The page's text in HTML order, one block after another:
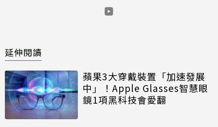
延伸閱讀
蘋果3大穿戴裝置「加速發展
中」！Apple Glasses智慧眼
鏡1項黑科技會愛翻